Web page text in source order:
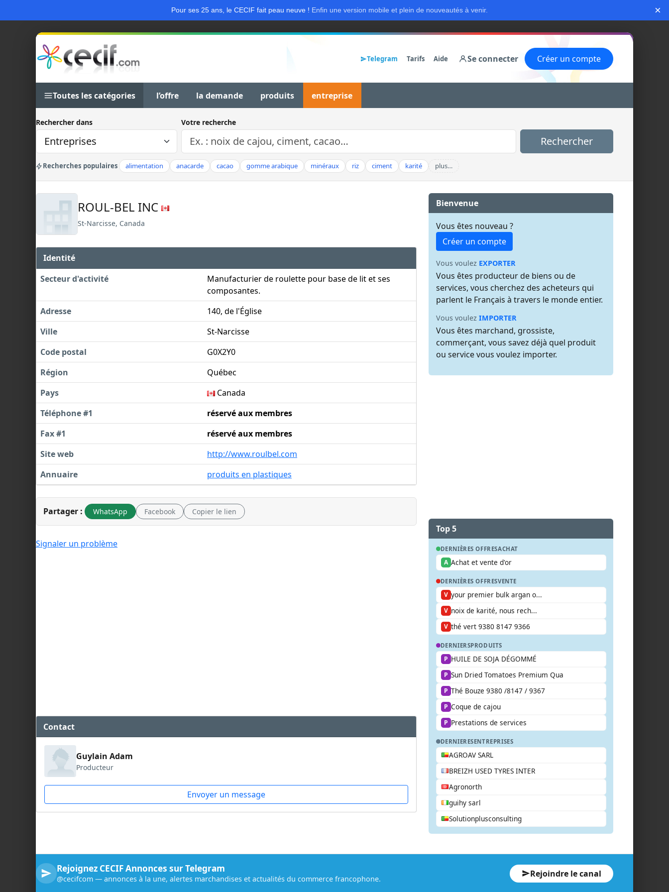
Pour ses 25 ans, le CECIF fait peau neuve ! Enfin une version mobile et plein de nouveautés à venir. ×
Telegram Tarifs Aide Se connecter Créer un compte
Toutes les catégories l’offre la demande produits entreprise
Rechercher dans Votre recherche
Rechercher
Recherches populaires alimentation anacarde cacao gomme arabique minéraux riz ciment karité plus…
ROUL-BEL INC
St-Narcisse, Canada
Identité
Secteur d'activité
Manufacturier de roulette pour base de lit et ses
composantes.
Adresse
140, de l'Église
Ville
St-Narcisse
Code postal
G0X2Y0
Région
Québec
Pays
Canada
Téléphone #1
réservé aux membres
Fax #1
réservé aux membres
Site web
http://www.roulbel.com
Annuaire
produits en plastiques
Partager : WhatsApp Facebook Copier le lien
Signaler un problème
Contact
Guylain Adam
Producteur
Envoyer un message
Bienvenue
Vous êtes nouveau ?
Créer un compte
Vous voulez EXPORTER
Vous êtes producteur de biens ou de
services, vous cherchez des acheteurs qui
parlent le Français à travers le monde entier.
Vous voulez IMPORTER
Vous êtes marchand, grossiste,
commerçant, vous savez déjà quel produit
ou service vous voulez importer.
Top 5
DERNIÈRES OFFRESACHAT
A Achat et vente d'or
DERNIÈRES OFFRESVENTE
V your premier bulk argan o...
V noix de karité, nous rech...
V thé vert 9380 8147 9366
DERNIERSPRODUITS
P HUILE DE SOJA DÉGOMMÉ
P Sun Dried Tomatoes Premium Qua
P Thé Bouze 9380 /8147 / 9367
P Coque de cajou
P Prestations de services
DERNIERESENTREPRISES
AGROAV SARL
BREIZH USED TYRES INTER
Agronorth
guihy sarl
Solutionplusconsulting
Rejoignez CECIF Annonces sur Telegram
@cecifcom — annonces à la une, alertes marchandises et actualités du commerce francophone. Rejoindre le canal